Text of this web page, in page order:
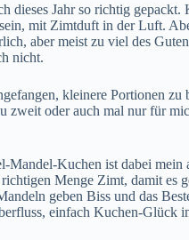
dieses Jahr so richtig
mit Zimtduft in der Luft.
aber meist zu viel des
nicht.
kleinere Portionen zu
zweit oder auch mal nur für
Mandel-Kuchen ist dabei
Menge Zimt, damit es
geben Biss und das
einfach Kuchen-Glück